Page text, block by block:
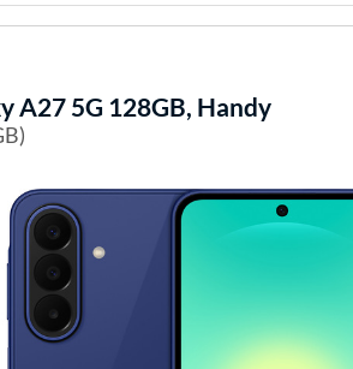
A27 5G 128GB, Handy